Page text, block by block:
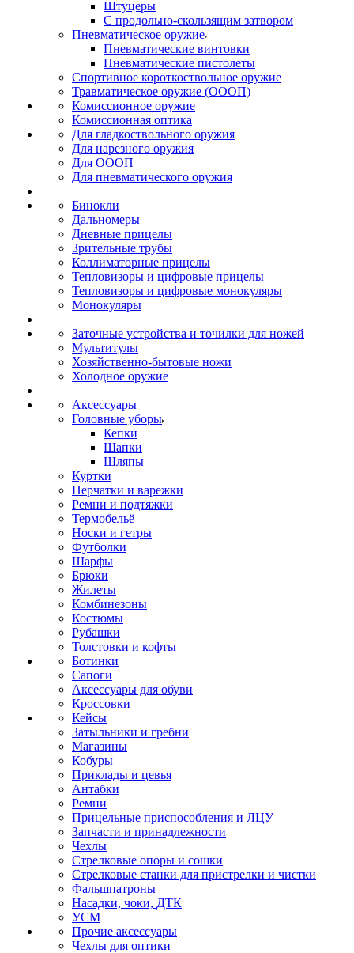
Штуцеры
С продольно-скользящим затвором
Пневматическое оружие
Пневматические винтовки
Пневматические пистолеты
Спортивное короткоствольное оружие
Травматическое оружие (ОООП)
Комиссионное оружие
Комиссионная оптика
Для гладкоствольного оружия
Для нарезного оружия
Для ОООП
Для пневматического оружия
Бинокли
Дальномеры
Дневные прицелы
Зрительные трубы
Коллиматорные прицелы
Тепловизоры и цифровые прицелы
Тепловизоры и цифровые монокуляры
Монокуляры
Заточные устройства и точилки для ножей
Мультитулы
Хозяйственно-бытовые ножи
Холодное оружие
Аксессуары
Головные уборы
Кепки
Шапки
Шляпы
Куртки
Перчатки и варежки
Ремни и подтяжки
Термобельё
Носки и гетры
Футболки
Шарфы
Брюки
Жилеты
Комбинезоны
Костюмы
Рубашки
Толстовки и кофты
Ботинки
Сапоги
Аксессуары для обуви
Кроссовки
Кейсы
Затыльники и гребни
Магазины
Кобуры
Приклады и цевья
Антабки
Ремни
Прицельные приспособления и ЛЦУ
Запчасти и принадлежности
Чехлы
Стрелковые опоры и сошки
Стрелковые станки для пристрелки и чистки
Фальшпатроны
Насадки, чоки, ДТК
УСМ
Прочие аксессуары
Чехлы для оптики